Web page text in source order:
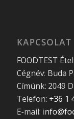
KAPCSOLAT
FOODTEST
Cégnév: Buda
Címünk: 2049
Telefon: +36 1
E-mail: